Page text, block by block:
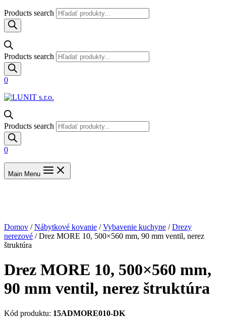
Products search
Products search
0
Products search
0
Main Menu
Domov /Nábytkové kovanie /Vybavenie kuchyne /Drezy
nerezové / Drez MORE 10, 500×560 mm, 90 mm ventil, nerez
štruktúra
Drez MORE 10, 500×560 mm,
90 mm ventil, nerez štruktúra
Kód produktu: 15ADMORE010-DK